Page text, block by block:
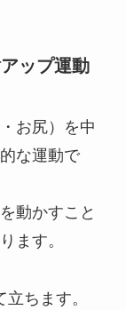
ップ運動
お尻）を中
な運動で
動かすこと
ます。
ちます。